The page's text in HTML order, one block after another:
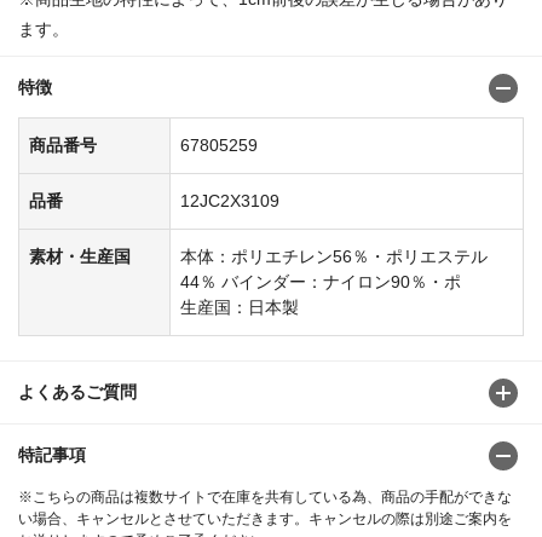
ます。
特徴
商品番号 67805259
品番 12JC2X3109
素材・生産国
本体：ポリエチレン56％・ポリエステル
44％ バインダー：ナイロン90％・ポ
生産国：日本製
よくあるご質問
特記事項
※こちらの商品は複数サイトで在庫を共有している為、商品の手配ができな
い場合、キャンセルとさせていただきます。キャンセルの際は別途ご案内を